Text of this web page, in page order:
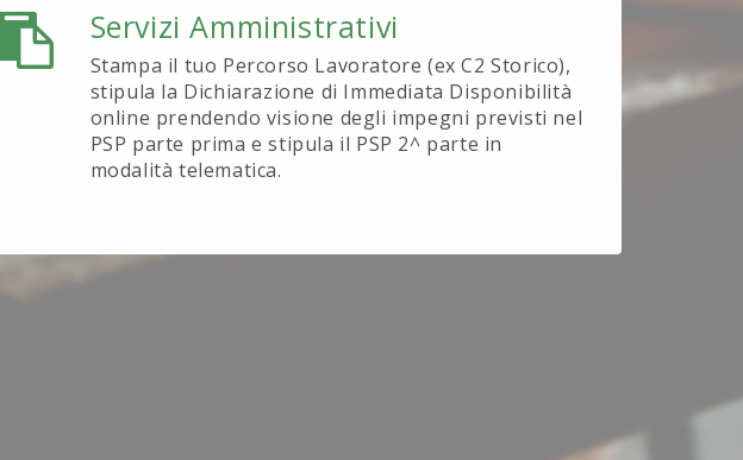
Servizi Amministrativi
Stampa il tuo Percorso Lavoratore (ex C2 Storico),
stipula la Dichiarazione di Immediata Disponibilità
online prendendo visione degli impegni previsti nel
PSP parte prima e stipula il PSP 2^ parte in
modalità telematica.